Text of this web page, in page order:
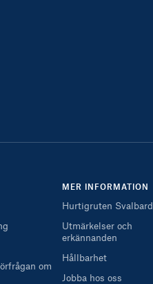
om
MER INFORMATION
Hurtigruten Svalbard
Utmärkelser och
erkännanden
Hållbarhet
Jobba hos oss